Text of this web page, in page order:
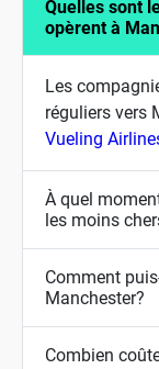
Quelles sont
opèrent à
Les
réguliers vers
Vueling
À quel
les moins
Comment
Manchester?
Combien